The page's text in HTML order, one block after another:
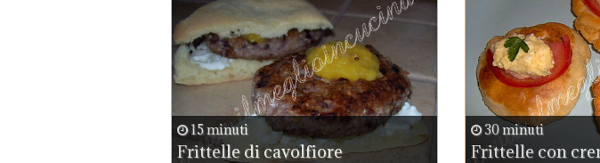
15 minuti
Frittelle di cavolfiore
30 minuti
Frittelle con